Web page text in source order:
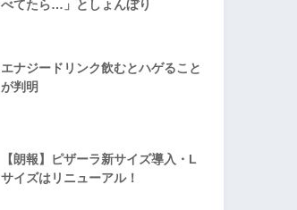
べてたら…」としょんぼり
エナジードリンク飲むとハゲること
が判明
【朗報】ピザーラ新サイズ導入・L
サイズはリニューアル！